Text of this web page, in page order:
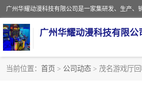
广州华耀动漫科技有限公
当前位置： 首页 > 公司动态 > 茂名游戏厅